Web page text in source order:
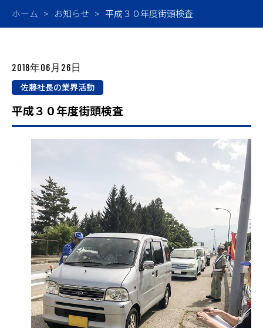
ホーム お知らせ 平成３０年度街頭検査
2018年06月26日
佐藤社長の業界活動
平成３０年度街頭検査